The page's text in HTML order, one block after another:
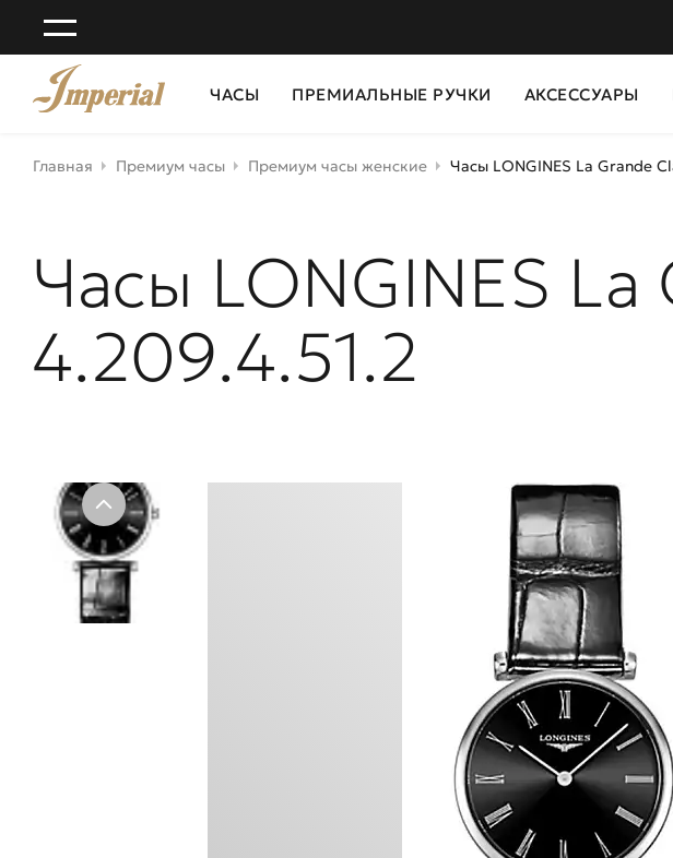
ЧАСЫ ПРЕМИАЛЬНЫЕ РУЧКИ АКСЕССУАРЫ
Главная Премиум часы Премиум часы женские Часы LONGINES La Grande
Часы LONGINES La
4.209.4.51.2